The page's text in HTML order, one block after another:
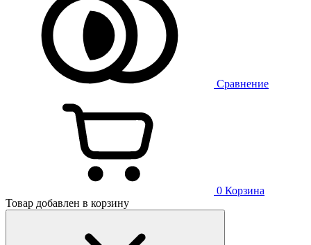
Сравнение
0 Корзина
Товар добавлен в корзину